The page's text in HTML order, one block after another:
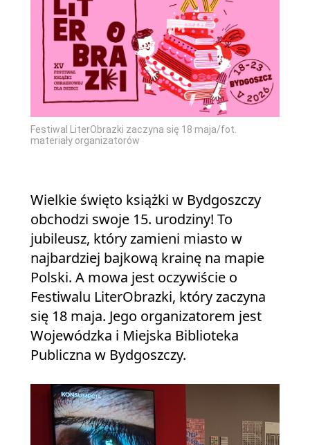
Festiwal LiterObrazki zaczyna się 18 maja/fot.
materiały organizatorów
Wielkie święto książki w Bydgoszczy
obchodzi swoje 15. urodziny! To
jubileusz, który zamieni miasto w
najbardziej bajkową krainę na mapie
Polski. A mowa jest oczywiście o
Festiwalu LiterObrazki, który zaczyna
się 18 maja. Jego organizatorem jest
Wojewódzka i Miejska Biblioteka
Publiczna w Bydgoszczy.